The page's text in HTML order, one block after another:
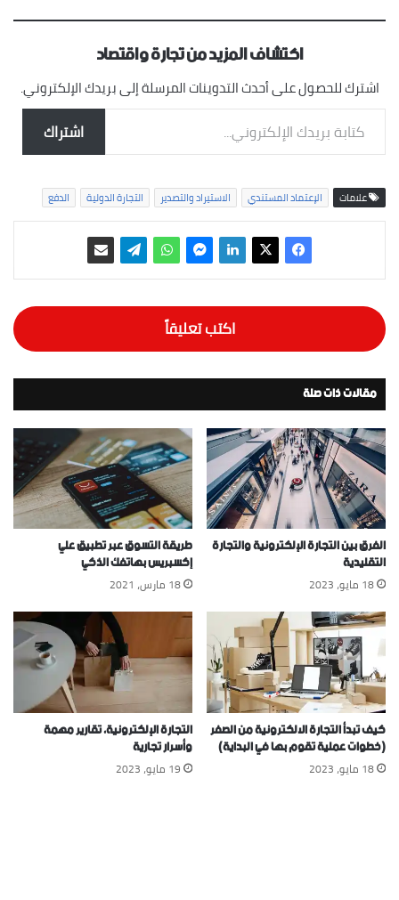
اكتشاف المزيد من تجارة واقتصاد
اشترك للحصول على أحدث التدوينات المرسلة إلى بريدك الإلكتروني.
كتابة بريدك الإلكتروني...
اشتراك
علامات الإعتماد المستندي الاستيراد والتصدير التجارة الدولية الدفع
اكتب تعليقاً
مقالات ذات صلة
الفرق بين التجارة الإلكترونية والتجارة
التقليدية
18 مايو، 2023
طريقة التسوق عبر تطبيق علي
إكسبريس بهاتفك الذكي
18 مارس، 2021
كيف تبدأ التجارة الالكترونية من الصفر
(خطوات عملية تقوم بها في البداية)
18 مايو، 2023
التجارة الإلكترونية، تقارير مهمة
وأسرار تجارية
19 مايو، 2023